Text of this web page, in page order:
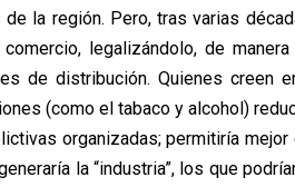
la región. Pero, tras varias
comercio, legalizándolo, de
de distribución. Quienes creen
(como el tabaco y alcohol)
organizadas; permitiría
la “industria”, los que